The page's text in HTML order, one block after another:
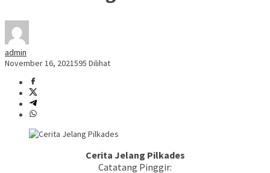
admin
November 16, 2021595 Dilihat
Cerita Jelang Pilkades
Catatang Pinggir: